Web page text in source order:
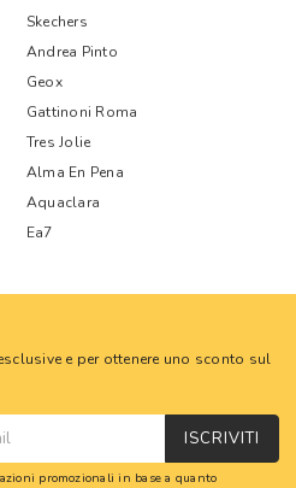
Skechers
Andrea Pinto
Geox
Gattinoni Roma
Tres Jolie
Alma En Pena
Aquaclara
Ea7
e per ottenere uno sconto sul
ISCRIVITI
promozionali in base a quanto